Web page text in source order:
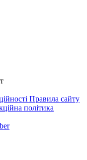
Правила сайту
політика